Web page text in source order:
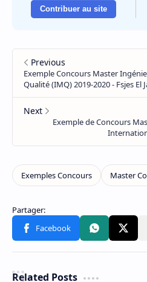
Contribuer au site
Related Posts